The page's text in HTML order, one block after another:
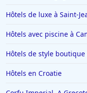
Hôtels de luxe à Saint-
Hôtels avec piscine à
Hôtels de style boutique
Hôtels en Croatie